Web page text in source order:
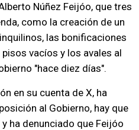
Núñez Feijóo, que tres
como la creación de un
las bonificaciones
vacíos y los avales al
"hace diez días".
en su cuenta de X, ha
al Gobierno, hay que
ha denunciado que Feijóo